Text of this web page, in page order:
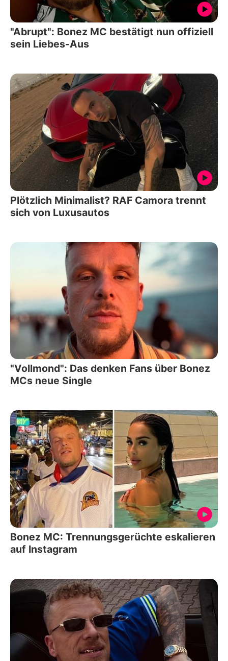
"Abrupt": Bonez MC bestätigt nun offiziell
sein Liebes-Aus
Plötzlich Minimalist? RAF Camora trennt
sich von Luxusautos
"Vollmond": Das denken Fans über Bonez
MCs neue Single
Bonez MC: Trennungsgerüchte eskalieren
auf Instagram